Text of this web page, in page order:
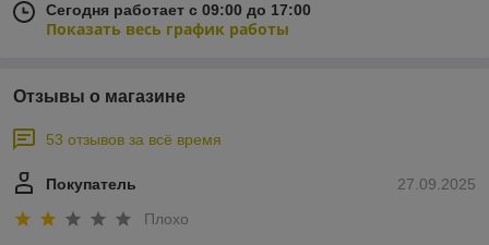
Сегодня работает с 09:00 до 17:00
Показать весь график работы
Отзывы о магазине
53 отзывов за всё время
27.09.2025
Покупатель
Плохо